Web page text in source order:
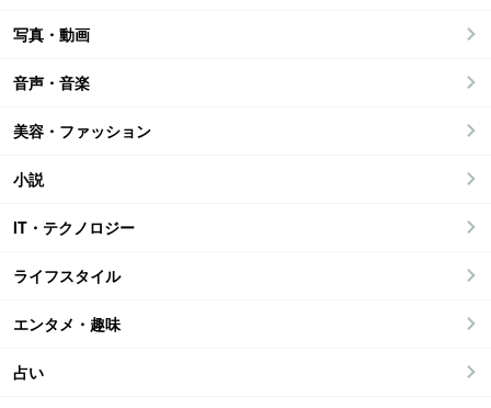
写真・動画
音声・音楽
美容・ファッション
小説
IT・テクノロジー
ライフスタイル
エンタメ・趣味
占い